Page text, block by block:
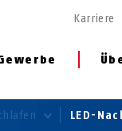
Karriere
LED-